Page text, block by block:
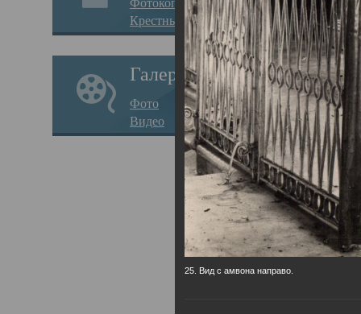
Крестные ходы
Галерея
Фото
Видео
25. Вид с амвона направо.